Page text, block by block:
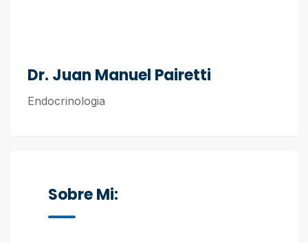
Dr. Juan Manuel Pairetti
Endocrinologia
Sobre Mi: